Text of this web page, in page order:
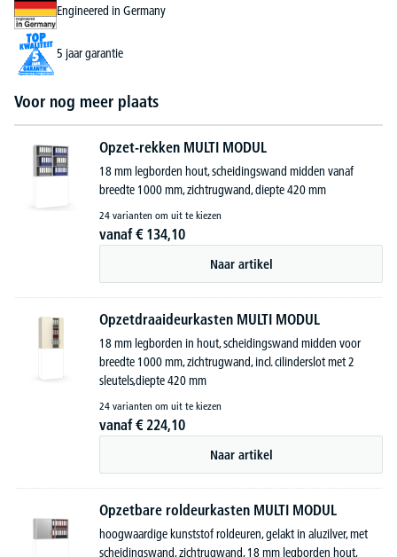
Engineered in Germany
5 jaar garantie
Voor nog meer plaats
Opzet-rekken MULTI MODUL
18 mm legborden hout, scheidingswand midden vanaf
breedte 1000 mm, zichtrugwand, diepte 420 mm
24 varianten om uit te kiezen
vanaf€ 134,10
Naar artikel
Opzetdraaideurkasten MULTI MODUL
18 mm legborden in hout, scheidingswand midden voor
breedte 1000 mm, zichtrugwand, incl. cilinderslot met 2
sleutels,diepte 420 mm
24 varianten om uit te kiezen
vanaf€ 224,10
Naar artikel
Opzetbare roldeurkasten MULTI MODUL
hoogwaardige kunststof roldeuren, gelakt in aluzilver, met
scheidingswand, zichtrugwand, 18 mm legborden hout,